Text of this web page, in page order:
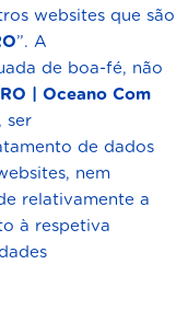
websites que são
”. A
de boa-fé, não
| Oceano Com
, ser
de dados
nem
relativamente a
à respetiva